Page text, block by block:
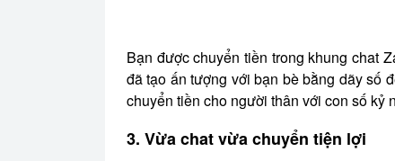
Bạn được chuyển tiền trong khung chat
đã tạo ấn tượng với bạn bè bằng dãy số
chuyển tiền cho người thân với con số kỷ
3. Vừa chat vừa chuyển tiện lợi